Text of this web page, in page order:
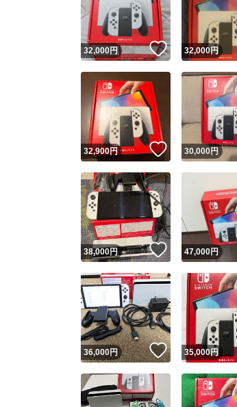
32,000円 いいね！
32,000円
32,900円 いいね！
30,000円
38,000円 いいね！
47,000円
36,000円 いいね！
35,000円